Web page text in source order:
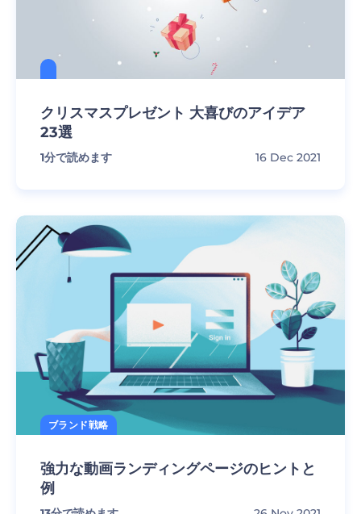
クリスマスプレゼント 大喜びのアイデア
23選
1分で読めます 16 Dec 2021
ブランド戦略
強力な動画ランディングページのヒントと
例